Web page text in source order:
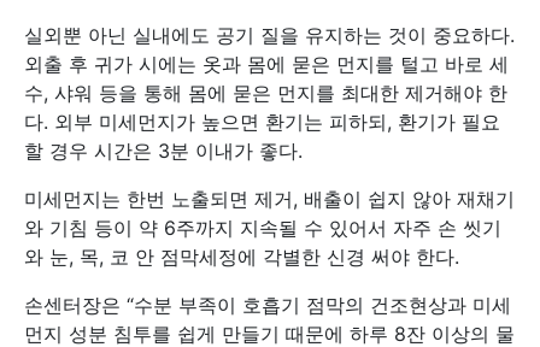
실외뿐 아닌 실내에도 공기 질을 유지하는 것이 중요하다.
외출 후 귀가 시에는 옷과 몸에 묻은 먼지를 털고 바로 세
수, 샤워 등을 통해 몸에 묻은 먼지를 최대한 제거해야 한
다. 외부 미세먼지가 높으면 환기는 피하되, 환기가 필요
할 경우 시간은 3분 이내가 좋다.
미세먼지는 한번 노출되면 제거, 배출이 쉽지 않아 재채기
와 기침 등이 약 6주까지 지속될 수 있어서 자주 손 씻기
와 눈, 목, 코 안 점막세정에 각별한 신경 써야 한다.
손센터장은 “수분 부족이 호흡기 점막의 건조현상과 미세
먼지 성분 침투를 쉽게 만들기 때문에 하루 8잔 이상의 물